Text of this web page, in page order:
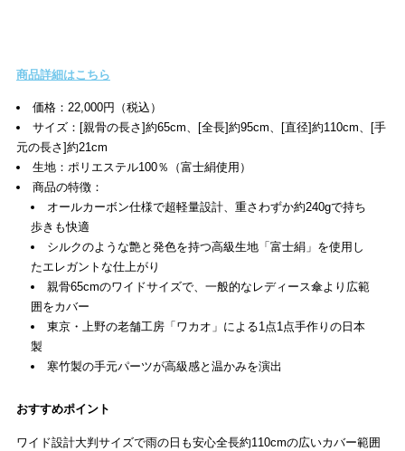
商品詳細はこちら
価格：22,000円（税込）
サイズ：[親骨の長さ]約65cm、[全長]約95cm、[直径]約110cm、[手
元の長さ]約21cm
生地：ポリエステル100％（富士絹使用）
商品の特徴：
オールカーボン仕様で超軽量設計、重さわずか約240gで持ち
歩きも快適
シルクのような艶と発色を持つ高級生地「富士絹」を使用し
たエレガントな仕上がり
親骨65cmのワイドサイズで、一般的なレディース傘より広範
囲をカバー
東京・上野の老舗工房「ワカオ」による1点1点手作りの日本
製
寒竹製の手元パーツが高級感と温かみを演出
おすすめポイント
ワイド設計大判サイズで雨の日も安心全長約110cmの広いカバー範囲